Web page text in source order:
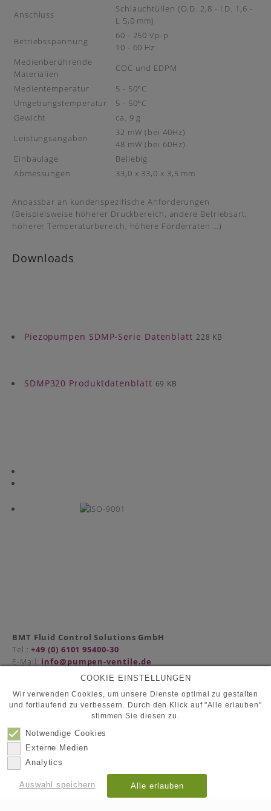
Anschluss
Schlauchtüllen (O.D. 2,8 - I.D. 1,6 -
L 5,0 mm)
Betriebsspannung
60 - 250 Vp-p
10 - 60 Hz
Medienberührende
Materialien
COC und EDPM
Medientemperatur
5 - 50°C
Umgebungstemperatur
5 - 50°C
Gewicht
ca. 9 g
Leistungsangaben
32 mW (bei 40Hz)
48 mW (bei 60Hz)
Einbaulage
Beliebig
Abmessungen
33,0 x 33,0 x 3,5 mm
Anpassbar an kundenspezifische Anforderungen
(Beispielsweise höherer Druckbereich, andere Betriebsart,
höherer Temperaturbereich, höhere Förderraten …)
Downloads
Piezopumpen SDMP-Serie Datenblatt 228 KB
SDMP320 Produktdatenblatt 69 KB
BMT Fluid Control Solutions GmbH
Tel.:+49 (0) 6101 95400-30
E-Mail: info@pumpen-ventile.de
Partner
Kontakt
Impressum
BMT Fluid Control Solutions GmbH
COOKIE EINSTELLUNGEN
Wir verwenden Cookies, um unsere Dienste optimal zu gestalten
und fortlaufend zu verbessern. Durch den Klick auf "Alle erlauben"
stimmen Sie diesen zu.
Notwendige Cookies
Externe Medien
Analytics
Alle erlauben
Auswahl speichern